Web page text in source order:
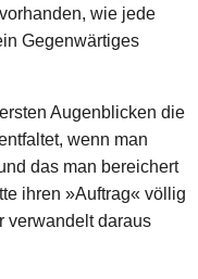
wie jede
Gegenwärtiges
Augenblicken die
wenn man
das man bereichert
ihren »Auftrag« völlig
verwandelt daraus